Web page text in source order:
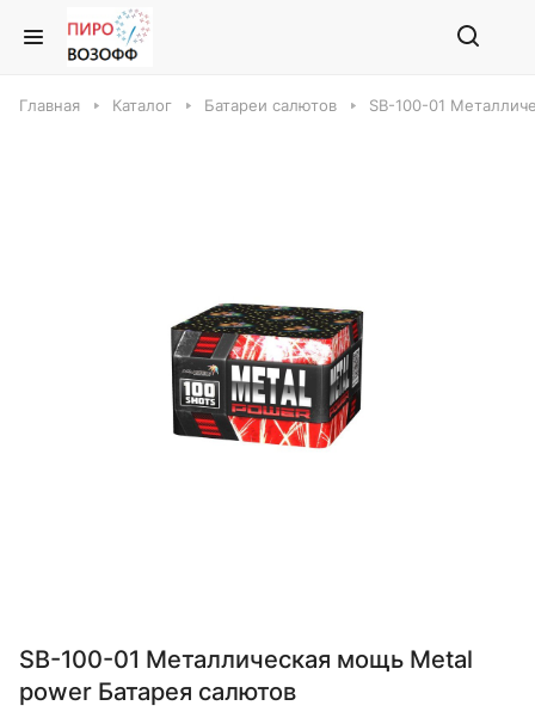
Главная Каталог Батареи салютов SB-100-01
SB-100-01 Металлическая мощь Metal
power Батарея салютов